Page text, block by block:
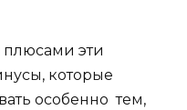
эти
которые
особенно тем,